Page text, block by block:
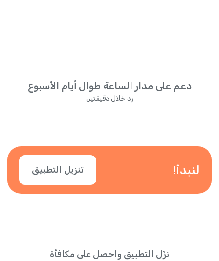
دعم على مدار الساعة طوال أيام الأسبوع
رد خلال دقيقتين
لنبدأ! تنزيل التطبيق
نزّل التطبيق واحصل على مكافأة